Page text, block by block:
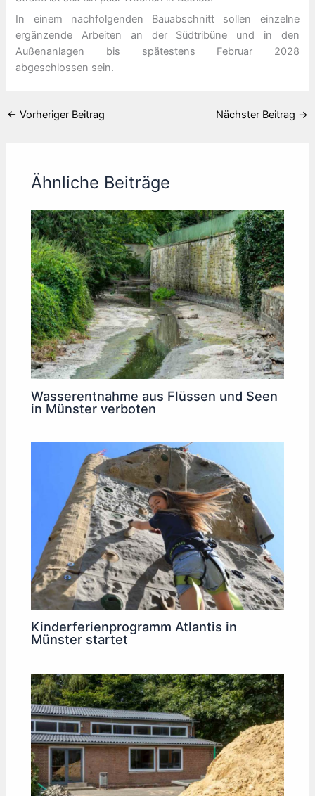
In einem nachfolgenden Bauabschnitt sollen einzelne
ergänzende Arbeiten an der Südtribüne und in den
Außenanlagen bis spätestens Februar 2028
abgeschlossen sein.
← Vorheriger Beitrag Nächster Beitrag →
Ähnliche Beiträge
Wasserentnahme aus Flüssen und Seen
in Münster verboten
Kinderferienprogramm Atlantis in
Münster startet